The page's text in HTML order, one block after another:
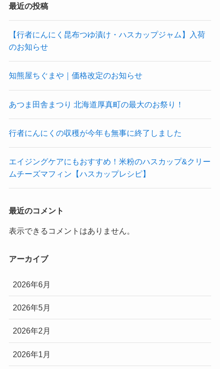
最近の投稿
【行者にんにく昆布つゆ漬け・ハスカップジャム】入荷
のお知らせ
知熊屋ちぐまや｜価格改定のお知らせ
あつま田舎まつり 北海道厚真町の最大のお祭り！
行者にんにくの収穫が今年も無事に終了しました
エイジングケアにもおすすめ！米粉のハスカップ&クリー
ムチーズマフィン【ハスカップレシピ】
最近のコメント
表示できるコメントはありません。
アーカイブ
2026年6月
2026年5月
2026年2月
2026年1月